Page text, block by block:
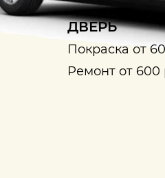
ДВЕРЬ
Покраска от
Ремонт от 600